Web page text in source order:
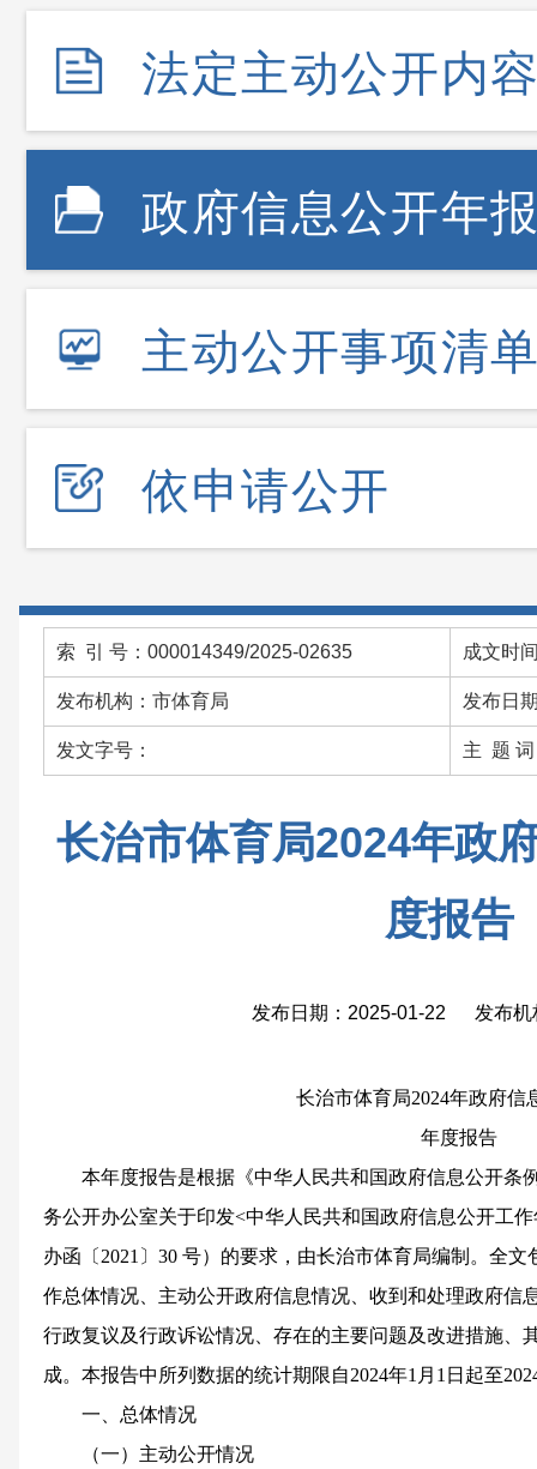
法定主动公开内
政府信息公开年
主动公开事项清
依申请公开
索 引 号：000014349/2025-02635 成文时
发布机构：市体育局 发布日
发文字号： 主 题 词
长治市体育局2024年政
度报告
发布日期：2025-01-22 发布机
长治市体育局2024年政府信
年度报告
本年度报告是根据《中华人民共和国政府信息公开条
务公开办公室关于印发<中华人民共和国政府信息公开工
办函〔2021〕30 号）的要求，由长治市体育局编制。全文
作总体情况、主动公开政府信息情况、收到和处理政府信
行政复议及行政诉讼情况、存在的主要问题及改进措施、
成。本报告中所列数据的统计期限自2024年1月1日起至202
一、总体情况
（一） 主动公开情况